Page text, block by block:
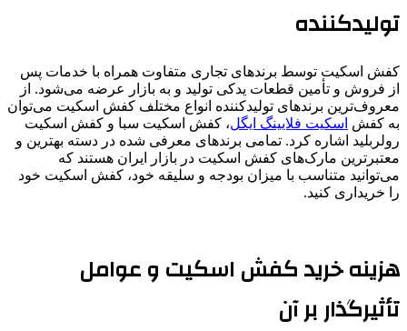
تولید‌کننده
کفش اسکیت توسط برند‌های تجاری متفاوت همراه با خدمات پس
از فروش و تأمین قطعات یدکی تولید و به بازار عرضه می‌شود. از
معروف‌ترین برند‌های تولید‌کننده انواع مختلف کفش اسکیت می‌توان
به کفش اسکیت فلایینگ ایگل، کفش اسکیت سبا و کفش اسکیت
رولربلید اشاره کرد. تمامی برند‌های معرفی شده در دسته بهترین و
معتبرترین مارک‌های کفش اسکیت در بازار ایران هستند که
می‌توانید متناسب با میزان بودجه و سلیقه خود، کفش اسکیت خود
را خریداری کنید.
هزینه خرید کفش اسکیت و عوامل
تأثیرگذار بر آن